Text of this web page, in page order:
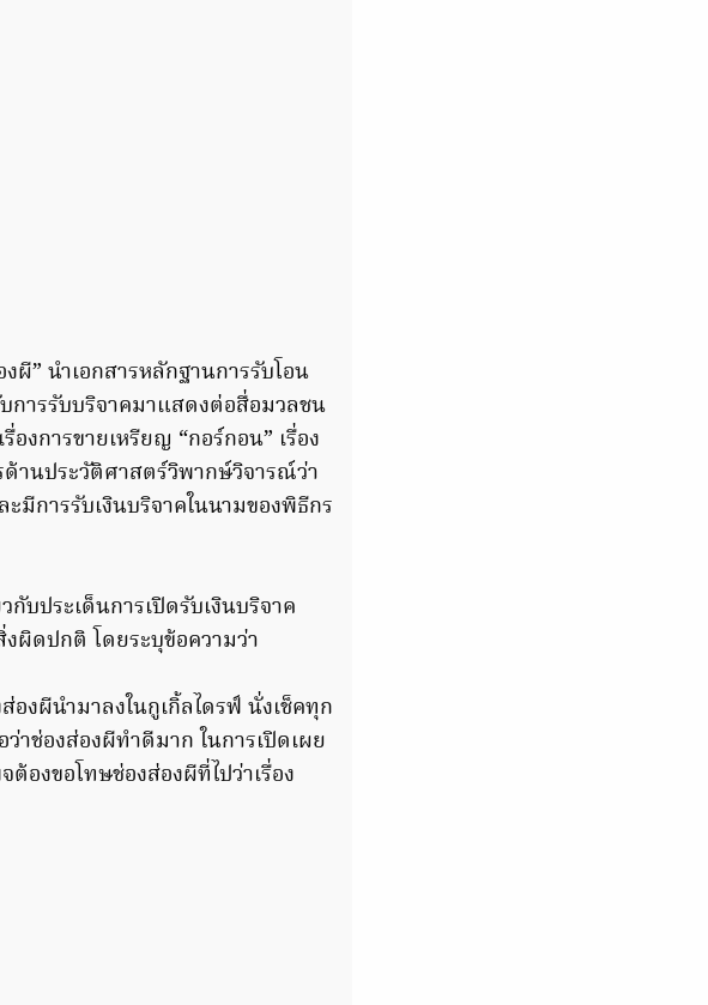
” นำเอกสารหลักฐานการรับโอน
การรับบริจาคมาแสดงต่อสื่อมวลชน
งการขายเหรียญ “กอร์กอน” เรื่อง
ด้านประวัติศาสตร์วิพากษ์วิจารณ์ว่า
มีการรับเงินบริจาคในนามของพิธีกร
บประเด็นการเปิดรับเงินบริจาค
ผิดปกติ โดยระบุข้อความว่า
งผีนำมาลงในกูเกิ้ลไดรฟ์ นั่งเช็คทุก
าช่องส่องผีทำดีมาก ในการเปิดเผย
องขอโทษช่องส่องผีที่ไปว่าเรื่อง